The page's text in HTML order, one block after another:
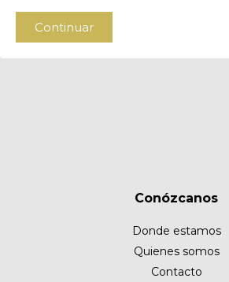
Continuar
Conózcanos
Donde estamos
Quienes somos
Contacto